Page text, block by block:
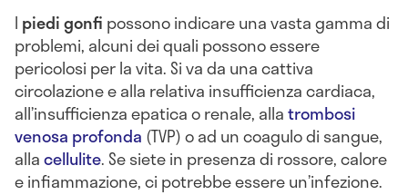
I piedi gonfi possono indicare una vasta gamma di
problemi, alcuni dei quali possono essere
pericolosi per la vita. Si va da una cattiva
circolazione e alla relativa insufficienza cardiaca,
all’insufficienza epatica o renale, allatrombosi
venosa profonda (TVP) o ad un coagulo di sangue,
allacellulite. Se siete in presenza di rossore, calore
e infiammazione, ci potrebbe essere un’infezione.